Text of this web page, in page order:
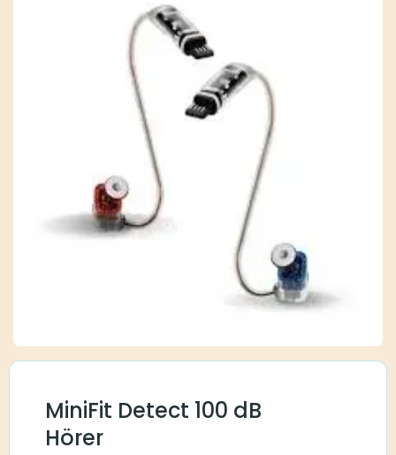
MiniFit Detect 100 dB
Hörer